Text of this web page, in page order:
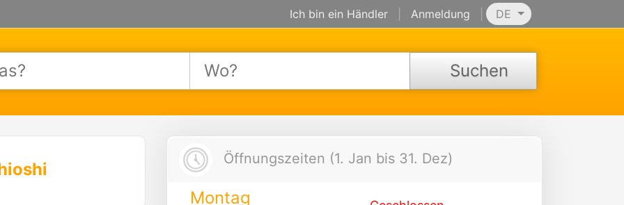
Ich bin ein Händler Anmeldung DE
Suchen
Öffnungszeiten (1. Jan bis 31. Dez)
Montag